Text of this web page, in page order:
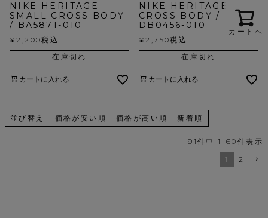
NIKE HERITAGE
SMALL CROSS BODY
/ BA5871-010
¥ 2,200税込
在庫切れ
カートに入れる
NIKE HERITAGE
CROSS BODY /
DB0456-010
¥ 2,750税込
在庫切れ
カートに入れる
並び替え 価格が安い順 価格が高い順 新着順
91 件中 1 - 60 件表示
1
2
カートへ